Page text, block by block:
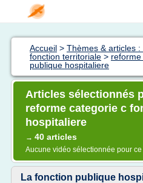
Accueil > Thèmes & articles
fonction territoriale >
publique hospitaliere
Articles sélectionnés
reforme categorie c
hospitaliere
→ 40 articles
Aucune vidéo sélectionnée pour ce
La fonction publique